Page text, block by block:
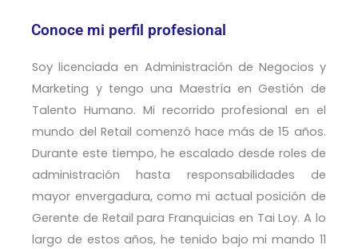
Conoce mi perfil profesional
Soy licenciada en Administración de Negocios y
Marketing y tengo una Maestría en Gestión de
Talento Humano. Mi recorrido profesional en el
mundo del Retail comenzó hace más de 15 años.
Durante este tiempo, he escalado desde roles de
administración hasta responsabilidades de
mayor envergadura, como mi actual posición de
Gerente de Retail para Franquicias en Tai Loy. A lo
largo de estos años, he tenido bajo mi mando 11